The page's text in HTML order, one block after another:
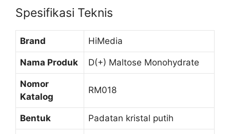
Spesifikasi Teknis
Brand HiMedia
Nama Produk D(+) Maltose Monohydrate
Nomor
Katalog
RM018
Bentuk Padatan kristal putih